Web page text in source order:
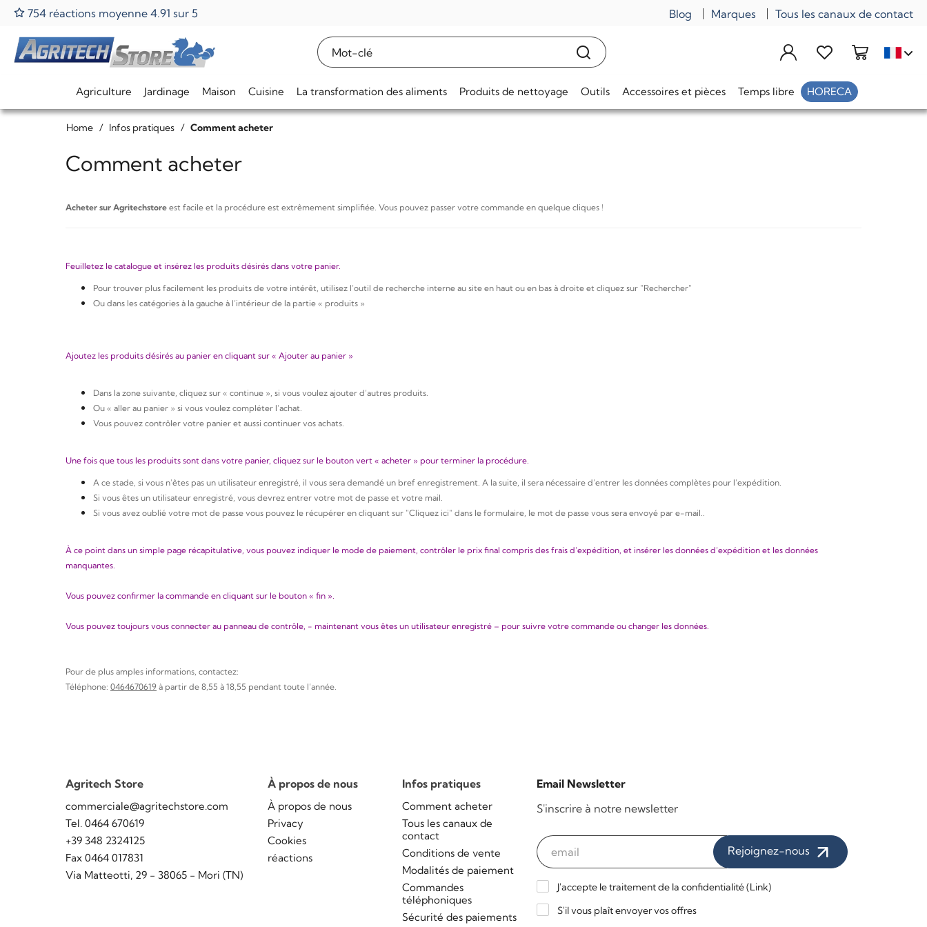
754 réactions moyenne 4.91 sur 5 Blog Marques Tous les canaux de contact
Agriculture Jardinage Maison Cuisine La transformation des aliments Produits de nettoyage Outils Accessoires et pièces Temps libre HORECA
Home Infos pratiques Comment acheter
Comment acheter
Acheter sur Agritechstore est facile et la procédure est extrêmement simplifiée. Vous pouvez passer votre commande en quelque cliques !
Feuilletez le catalogue et insérez les produits désirés dans votre panier.
Pour trouver plus facilement les produits de votre intérêt, utilisez l’outil de recherche interne au site en haut ou en bas à droite et cliquez sur "Rechercher"
Ou dans les catégories à la gauche à l’intérieur de la partie « produits »
Ajoutez les produits désirés au panier en cliquant sur « Ajouter au panier »
Dans la zone suivante, cliquez sur « continue », si vous voulez ajouter d’autres produits.
Ou « aller au panier » si vous voulez compléter l’achat.
Vous pouvez contrôler votre panier et aussi continuer vos achats.
Une fois que tous les produits sont dans votre panier, cliquez sur le bouton vert « acheter » pour terminer la procédure.
A ce stade, si vous n'êtes pas un utilisateur enregistré, il vous sera demandé un bref enregistrement. A la suite, il sera nécessaire d’entrer les données complètes pour l’expédition.
Si vous êtes un utilisateur enregistré, vous devrez entrer votre mot de passe et votre mail.
Si vous avez oublié votre mot de passe vous pouvez le récupérer en cliquant sur ​​"Cliquez ici" dans le formulaire, le mot de passe vous sera envoyé par e-mail..
À ce point dans un simple page récapitulative, vous pouvez indiquer le mode de paiement, contrôler le prix final compris des frais d’expédition, et insérer les données d’expédition et les données
manquantes.
Vous pouvez confirmer la commande en cliquant sur le bouton « fin ».
Vous pouvez toujours vous connecter au panneau de contrôle, - maintenant vous êtes un utilisateur enregistré – pour suivre votre commande ou changer les données.
Pour de plus amples informations, contactez:
Téléphone: 0464670619 à partir de 8,55 à 18,55 pendant toute l’année.
Agritech Store
commerciale@agritechstore.com
Tel. 0464 670619
+39 348 2324125
Fax 0464 017831
Via Matteotti, 29 - 38065 - Mori (TN)
À propos de nous
À propos de nous
Privacy
Cookies
réactions
Infos pratiques
Comment acheter
Tous les canaux de
contact
Conditions de vente
Modalités de paiement
Commandes
téléphoniques
Sécurité des paiements
Email Newsletter
S'inscrire à notre newsletter
Rejoignez-nous
J'accepte le traitement de la confidentialité (Link)
S'il vous plaît envoyer vos offres